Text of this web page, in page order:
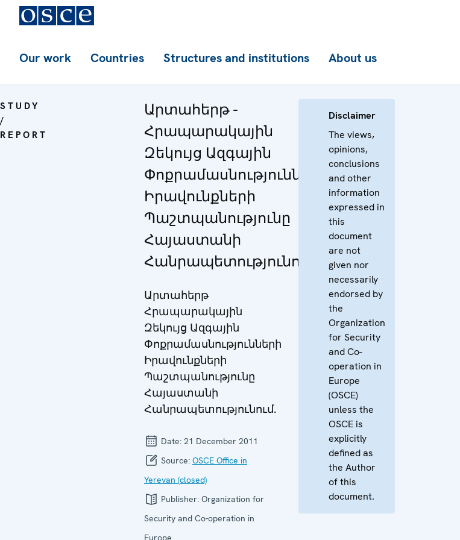
Our work Countries Structures and institutions About us
STUDY
/
REPORT
Արտահերթ -
Հրապարակային
Զեկույց Ազգային
Փոքրամասնությունների
Իրավունքների
Պաշտպանությունը
Հայաստանի
Հանրապետությունում
Արտահերթ
Հրապարակային
Զեկույց Ազգային
Փոքրամասնությունների
Իրավունքների
Պաշտպանությունը
Հայաստանի
Հանրապետությունում.
Date: 21 December 2011
Source: OSCE Office in
Yerevan (closed)
Publisher: Organization for
Security and Co-operation in
Europe
Disclaimer
The views,
opinions,
conclusions
and other
information
expressed in
this
document
are not
given nor
necessarily
endorsed by
the
Organization
for Security
and Co-
operation in
Europe
(OSCE)
unless the
OSCE is
explicitly
defined as
the Author
of this
document.